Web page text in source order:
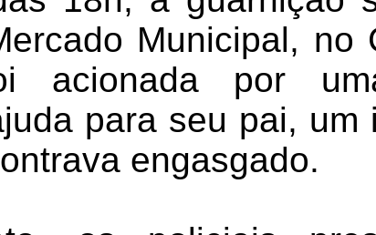
Municipal, no
acionada por
para seu pai, um
engasgado.